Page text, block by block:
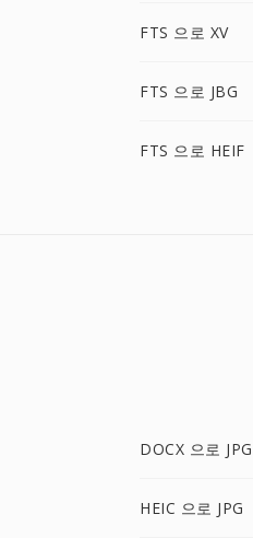
FTS 으로 XV
FTS 으로 JBG
FTS 으로 HEIF
DOCX 으로 JPG
HEIC 으로 JPG